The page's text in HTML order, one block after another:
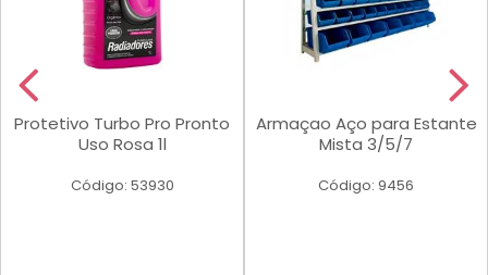
Protetivo Turbo Pro Pronto
Uso Rosa 1l
Código: 53930
Armaçao Aço para Estante
Mista 3/5/7
Código: 9456